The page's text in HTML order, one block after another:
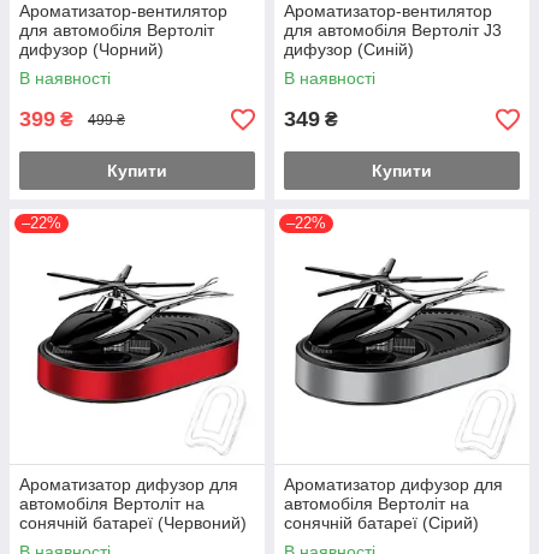
Ароматизатор-вентилятор
для автомобіля Вертоліт
дифузор (Чорний)
В наявності
399 ₴ 499 ₴
Купити
Ароматизатор-вентилятор
для автомобіля Вертоліт J3
дифузор (Синій)
В наявності
349 ₴
Купити
–22%
Ароматизатор дифузор для
автомобіля Вертоліт на
сонячній батареї (Червоний)
–22%
Ароматизатор дифузор для
автомобіля Вертоліт на
сонячній батареї (Сірий)